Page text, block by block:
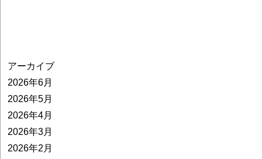
アーカイブ
2026年6月
2026年5月
2026年4月
2026年3月
2026年2月